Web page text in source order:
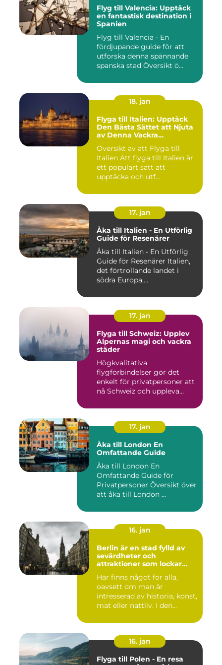
Flyg till Valencia: Upptäck
en fantastisk destination i
Spanien
Flyg till Valencia - En
fördjupande guide för att
utforska denna spännande
spanska stad Översikt ö...
18. jan
Flyga till Italien: Upptäck
Den Bästa Sättet att Njuta
av Denna Vackra
Destination
Översikt av att Flyga till
Italien Att flyga till Italien är
ett populärt sätt att
upptäcka och utf...
17. jan
Åka till Italien - En Utförlig
Guide för Resenärer
Åka till Italien - En Utförlig
Guide för Resenärer Italien,
det förtrollande landet i
södra Europa,...
17. jan
Flyga till Schweiz: Upplev
Alpernas magi och vackra
städer
Högkvalitativa
flygförbindelser gör det
enkelt för privatpersoner att
nå Schweiz och uppleva
17. jan
Åka till London En
Omfattande Guide
Åka till London En
Omfattande Guide för
Privatpersoner Översikt över
att åka till London ...
16. jan
Berlin är en stad fylld av
sevärdheter och
attraktioner som lockar
Här finns något för alla,
oavsett om man är
intresserad av historia, konst,
mat eller nattliv. I den...
16. jan
Flyga till Polen - En resa